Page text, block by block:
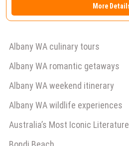
More
Albany WA culinary tours
Albany WA romantic getaways
Albany WA weekend itinerary
Albany WA wildlife experiences
Australia’s Most Iconic